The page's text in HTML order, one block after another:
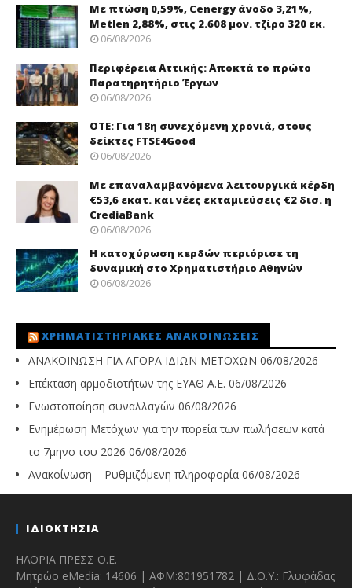
Με πτώση 0,59%, Cenergy άνοδο 3,21%,
Metlen 2,88%, στις 2.608 μον. τζίρο 320 εκ.
06/08/2026
Περιφέρεια Αττικής: Αποκτά το πρώτο
Παρατηρητήριο Έργων
06/08/2026
ΟΤΕ: Για 18η συνεχόμενη χρονιά, στους
δείκτες FTSE4Good
06/08/2026
Με επαναλαμβανόμενα λειτουργικά κέρδη
€53,6 εκατ. και νέες εκταμιεύσεις €2 δισ. η
CrediaBank
06/08/2026
Η κατοχύρωση κερδών περιόρισε τη
δυναμική στο Χρηματιστήριο Αθηνών
06/08/2026
ΧΡΗΜΑΤΙΣΤΗΡΙΑΚΈΣ ΑΝΑΚΟΙΝΏΣΕΙΣ
ΑΝΑΚΟΙΝΩΣΗ ΓΙΑ ΑΓΟΡΑ ΙΔΙΩΝ ΜΕΤΟΧΩΝ 06/08/2026
Επέκταση αρμοδιοτήτων της ΕΥΑΘ Α.Ε. 06/08/2026
Γνωστοποίηση συναλλαγών 06/08/2026
Ενημέρωση Μετόχων για την πορεία των πωλήσεων κατά
το 7μηνο του 2026 06/08/2026
Ανακοίνωση – Ρυθμιζόμενη πληροφορία 06/08/2026
ΙΔΙΟΚΤΗΣΙΑ
ΗΛΟΡΙΑ ΠΡΕΣΣ Ο.Ε.
Μητρώο eMedia: 14606 | ΑΦΜ:801951782 | Δ.Ο.Υ.: Γλυφάδας